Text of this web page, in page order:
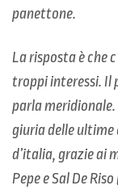
panettone.
La risposta è che
troppi interessi. Il
parla meridionale.
giuria delle ultime
d’italia, grazie ai
Pepe e Sal De